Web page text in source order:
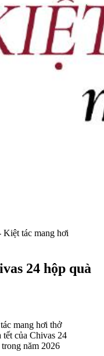
Kiệt tác mang hơi
24 hộp quà
mang hơi thở
của Chivas 24
năm 2026